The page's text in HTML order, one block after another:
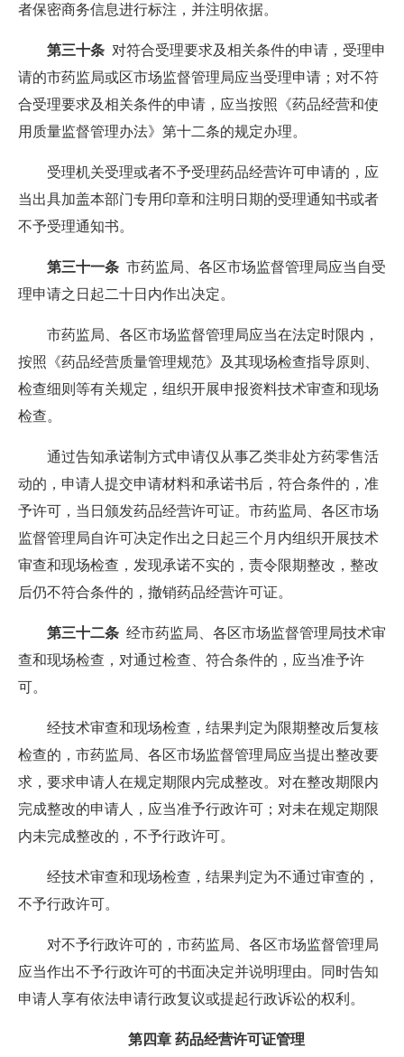
者保密商务信息进行标注，并注明依据。
第三十条 对符合受理要求及相关条件的申请，受理申
请的市药监局或区市场监督管理局应当受理申请；对不符
合受理要求及相关条件的申请，应当按照《药品经营和使
用质量监督管理办法》第十二条的规定办理。
受理机关受理或者不予受理药品经营许可申请的，应
当出具加盖本部门专用印章和注明日期的受理通知书或者
不予受理通知书。
第三十一条 市药监局、各区市场监督管理局应当自受
理申请之日起二十日内作出决定。
市药监局、各区市场监督管理局应当在法定时限内，
按照《药品经营质量管理规范》及其现场检查指导原则、
检查细则等有关规定，组织开展申报资料技术审查和现场
检查。
通过告知承诺制方式申请仅从事乙类非处方药零售活
动的，申请人提交申请材料和承诺书后，符合条件的，准
予许可，当日颁发药品经营许可证。市药监局、各区市场
监督管理局自许可决定作出之日起三个月内组织开展技术
审查和现场检查，发现承诺不实的，责令限期整改，整改
后仍不符合条件的，撤销药品经营许可证。
第三十二条 经市药监局、各区市场监督管理局技术审
查和现场检查，对通过检查、符合条件的，应当准予许
可。
经技术审查和现场检查，结果判定为限期整改后复核
检查的，市药监局、各区市场监督管理局应当提出整改要
求，要求申请人在规定期限内完成整改。对在整改期限内
完成整改的申请人，应当准予行政许可；对未在规定期限
内未完成整改的，不予行政许可。
经技术审查和现场检查，结果判定为不通过审查的，
不予行政许可。
对不予行政许可的，市药监局、各区市场监督管理局
应当作出不予行政许可的书面决定并说明理由。同时告知
申请人享有依法申请行政复议或提起行政诉讼的权利。
第四章 药品经营许可证管理